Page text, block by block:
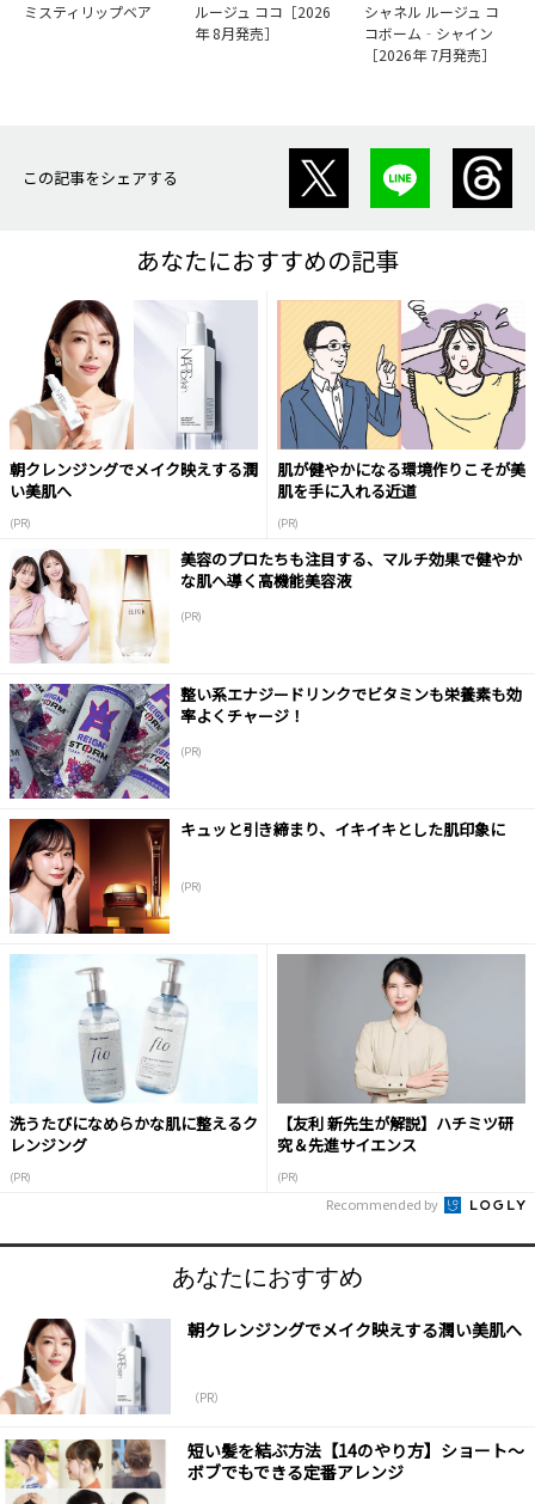
ミスティリップベア
ルージュ ココ［2026
年 8月発売］
シャネル ルージュ コ
コボーム‐シャイン
［2026年 7月発売］
この記事をシェアする
あなたにおすすめの記事
朝クレンジングでメイク映えする潤
い美肌へ
(PR)
肌が健やかになる環境作りこそが美
肌を手に入れる近道
(PR)
美容のプロたちも注目する、マルチ効果で健やか
な肌へ導く高機能美容液
(PR)
整い系エナジードリンクでビタミンも栄養素も効
率よくチャージ！
(PR)
キュッと引き締まり、イキイキとした肌印象に
(PR)
洗うたびになめらかな肌に整えるク
レンジング
(PR)
【友利 新先生が解説】ハチミツ研
究＆先進サイエンス
(PR)
Recommended by
あなたにおすすめ
朝クレンジングでメイク映えする潤い美肌へ
（PR）
短い髪を結ぶ方法【14のやり方】ショート～
ボブでもできる定番アレンジ